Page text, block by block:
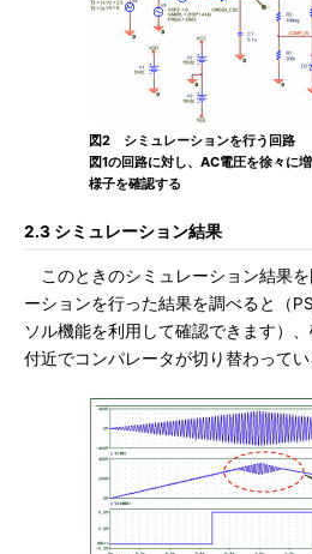
図2 シミュレーションを行う回路
図1の回路に対し、AC電圧を徐々に
様子を確認する
2.3 シミュレーション結果
このときのシミュレーション結果
ーションを行った結果を調べると（
ソル機能を利用して確認できます）
付近でコンパレータが切り替わってい